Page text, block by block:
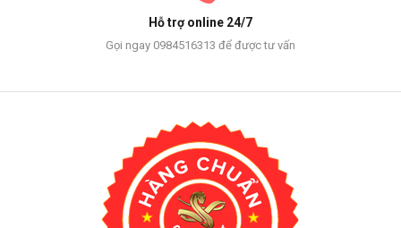
Hỗ trợ online 24/7
Gọi ngay 0984516313 để được tư vấn